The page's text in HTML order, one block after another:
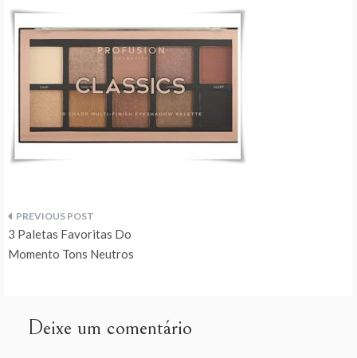
Navegação
de
3 Paletas Favoritas Do
Momento Tons Neutros
Deixe um comentário